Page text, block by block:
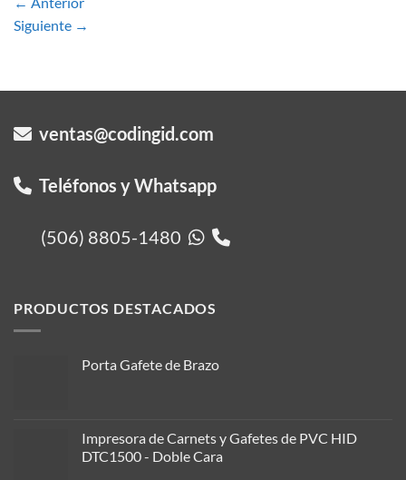
Siguiente →
ventas@codingid.com
Teléfonos y Whatsapp
(506) 8805-1480
PRODUCTOS DESTACADOS
Porta Gafete de Brazo
Impresora de Carnets y Gafetes de PVC HID
DTC1500 - Doble Cara